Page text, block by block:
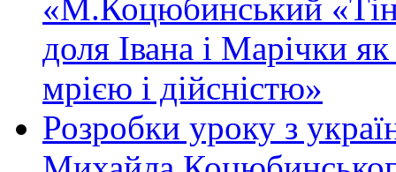
«М.Коцюбинський
доля Івана і Марічки
мрією і дійсністю»
Розробки уроку з